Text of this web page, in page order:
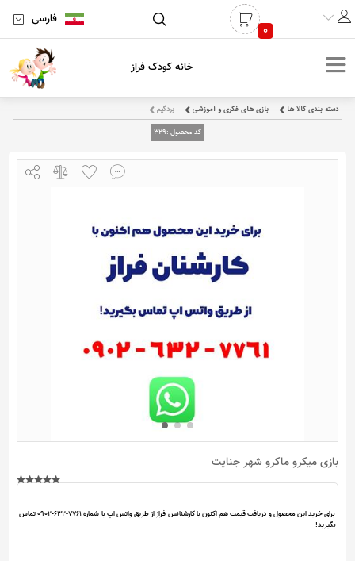
0
فارسی
خانه کودک فراز
دسته بندی کالا ها بازی های فکری و آموزشی بردگیم
کد محصول :329
بازی میکرو ماکرو شهر جنایت